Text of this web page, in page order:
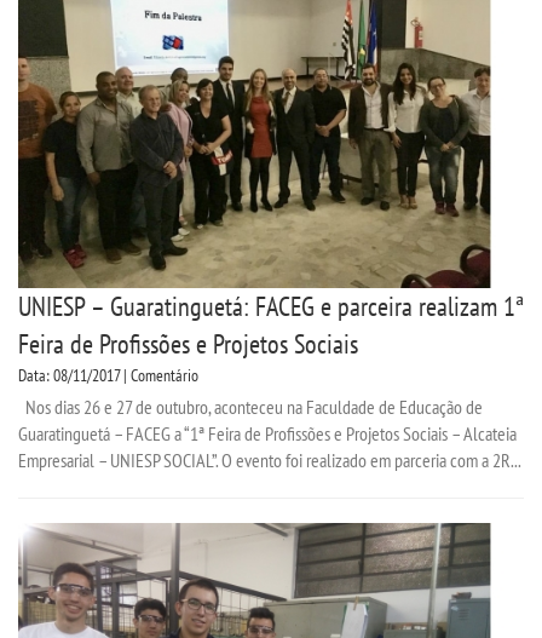
UNIESP – Guaratinguetá: FACEG e parceira realizam 1ª
Feira de Profissões e Projetos Sociais
Data: 08/11/2017 | Comentário
Nos dias 26 e 27 de outubro, aconteceu na Faculdade de Educação de
Guaratinguetá – FACEG a “1ª Feira de Profissões e Projetos Sociais – Alcateia
Empresarial – UNIESP SOCIAL”. O evento foi realizado em parceria com a 2R...